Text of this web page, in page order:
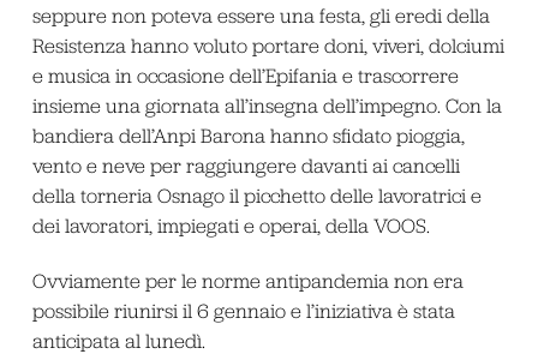
seppure non poteva essere una festa, gli eredi della
Resistenza hanno voluto portare doni, viveri, dolciumi
e musica in occasione dell’Epifania e trascorrere
insieme una giornata all’insegna dell’impegno. Con la
bandiera dell’Anpi Barona hanno sfidato pioggia,
vento e neve per raggiungere davanti ai cancelli
della torneria Osnago il picchetto delle lavoratrici e
dei lavoratori, impiegati e operai, della VOOS.
Ovviamente per le norme antipandemia non era
possibile riunirsi il 6 gennaio e l’iniziativa è stata
anticipata al lunedì.